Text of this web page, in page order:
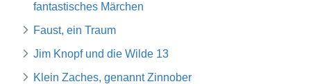
fantastisches Märchen
Faust, ein Traum
Jim Knopf und die Wilde 13
Klein Zaches, genannt Zinnober